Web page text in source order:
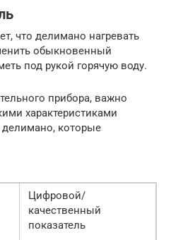
что делимано нагревать
обыкновенный
под рукой горячую воду.
прибора, важно
характеристиками
делимано, которые
Цифровой/
качественный
показатель